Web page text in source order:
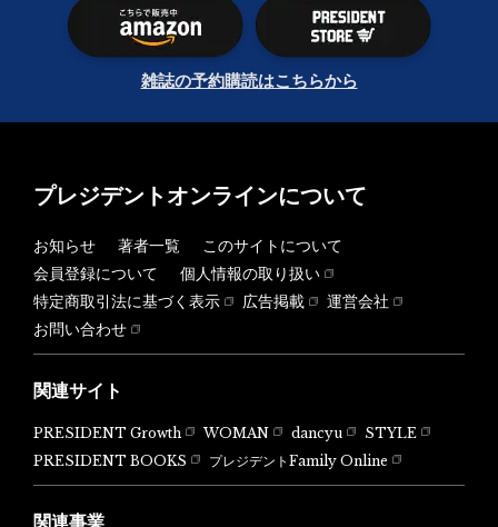
雑誌の予約購読はこちらから
プレジデントオンラインについて
お知らせ 著者一覧
このサイトについて
会員登録について
個人情報の取り扱い
特定商取引法に基づく表示
広告掲載
運営会社
お問い合わせ
関連サイト
PRESIDENT Growth WOMAN dancyu
STYLE
PRESIDENT BOOKS
プレジデントFamily Online
関連事業